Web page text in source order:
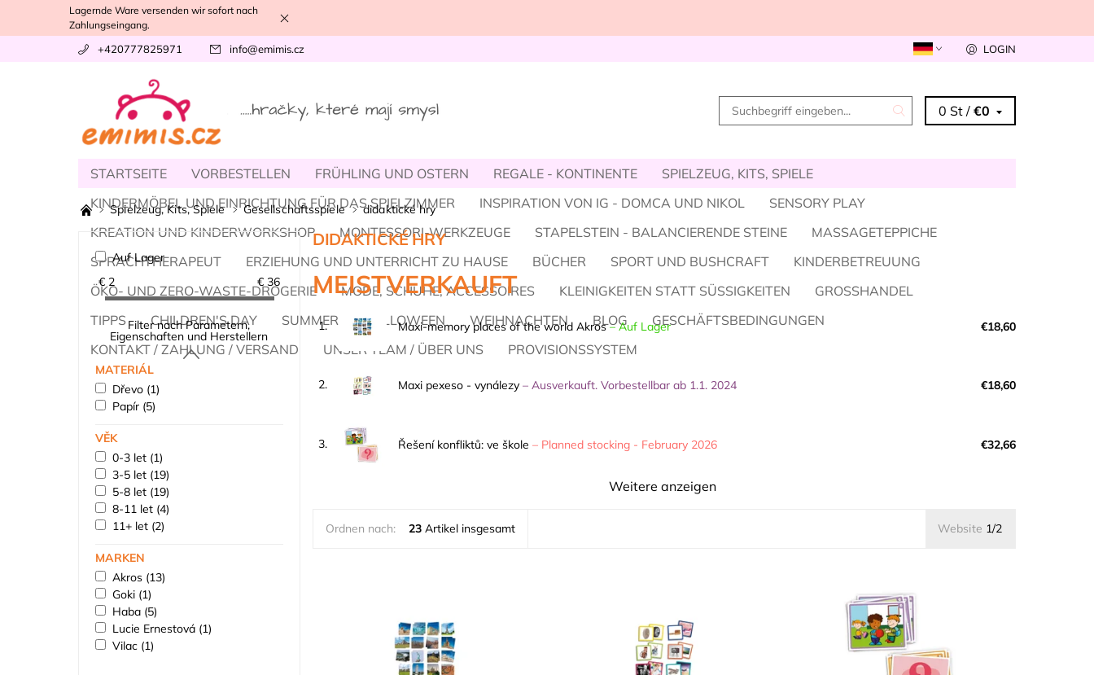
Lagernde Ware versenden wir sofort nach
Zahlungseingang.
+420777825971 info@emimis.cz LOGIN
0 St /€0
STARTSEITE VORBESTELLEN FRÜHLING UND OSTERN REGALE - KONTINENTE
SPIELZEUG, KITS, SPIELE
KINDERMÖBEL UND EINRICHTUNG FÜR DAS SPIELZIMMER
INSPIRATION VON IG - DOMCA UND NIKOL
SENSORY PLAY
KREATION UND KINDERWORKSHOP
MONTESSORI-WERKZEUGE STAPELSTEIN - BALANCIERENDE STEINE
MASSAGETEPPICHE
SPRACHTHERAPEUT
ERZIEHUNG UND UNTERRICHT ZU HAUSE BÜCHER SPORT UND BUSHCRAFT
KINDERBETREUUNG
ÖKO- UND ZERO-WASTE-DROGERIE
MODE, SCHUHE, ACCESSOIRES KLEINIGKEITEN STATT SÜSSIGKEITEN
GROSSHANDEL
TIPPS
CHILDREN'S DAY SUMMER HALLOWEEN WEIHNACHTEN BLOG
GESCHÄFTSBEDINGUNGEN
KONTAKT / ZAHLUNG / VERSAND
UNSER TEAM / ÜBER UNS PROVISIONSSYSTEM
Spielzeug, Kits, Spiele Gesellschaftsspiele didaktické hry
DIDAKTICKÉ HRY
MEISTVERKAUFT
1. Maxi-memory places of the world Akros–Auf Lager €18,60
2. Maxi pexeso - vynálezy – Ausverkauft. Vorbestellbar ab 1.1. 2024 €18,60
3. Řešení konfliktů: ve škole – Planned stocking - February 2026 €32,66
Weitere anzeigen
Ordnen nach: 23Artikel insgesamt Website 1/2
Auf Lager
€ 2 € 36
Filter nach Parametern,
Eigenschaften und Herstellern
MATERIÁL
Dřevo (1)
Papír (5)
VĚK
0-3 let (1)
3-5 let (19)
5-8 let (19)
8-11 let (4)
11+ let (2)
MARKEN
Akros (13)
Goki (1)
Haba (5)
Lucie Ernestová (1)
Vilac (1)